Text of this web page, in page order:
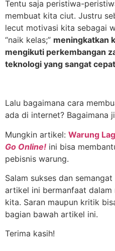
Tentu saja peristiwa-
membuat kita ciut. Justru
lecut motivasi kita sebagai
“naik kelas;” meningkatkan
mengikuti perkembangan
teknologi yang sangat cepat
Lalu bagaimana cara
ada di internet? Bagaimana
Mungkin artikel: Warung
Go Online! ini bisa
pebisnis warung.
Salam sukses dan
artikel ini bermanfaat dalam
kita. Saran maupun kritik
bagian bawah artikel ini.
Terima kasih!